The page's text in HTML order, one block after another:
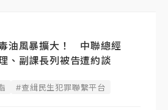
油風暴擴大！ 中聯總經
、副課長列被告遭約談
#查緝民生犯罪聯繫平台